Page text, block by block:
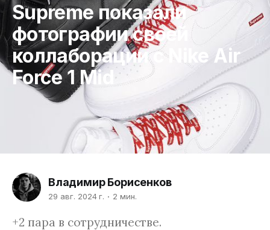
Supreme показали
фотографии своей
коллаборации с Nike Air
Force 1 Mid
Владимир Борисенков
29 авг. 2024 г. 2 мин.
+2 пара в сотрудничестве.